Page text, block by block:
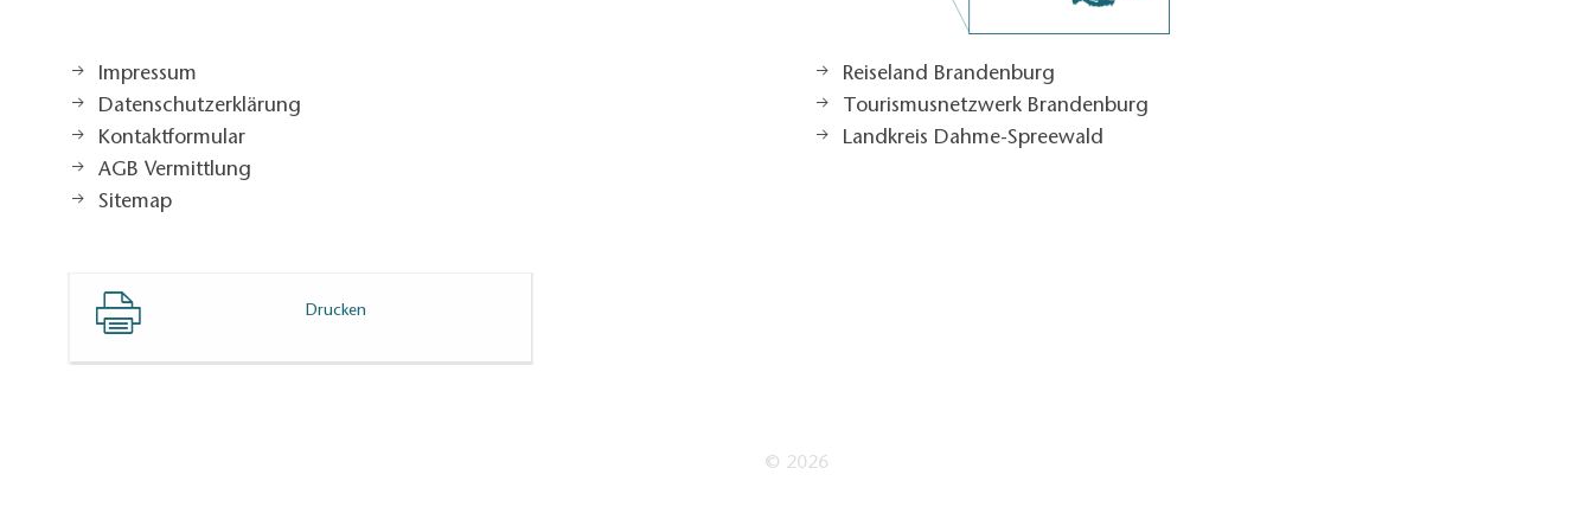
Impressum
Datenschutzerklärung
Kontaktformular
AGB Vermittlung
Sitemap
Reiseland Brandenburg
Tourismusnetzwerk Brandenburg
Landkreis Dahme-Spreewald
Drucken
© 2026